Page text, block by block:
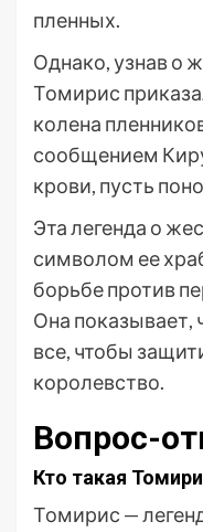
пленных.
Однако, узнав о
Томирис
колена
сообщением
крови, пусть
Эта легенда о
символом ее
борьбе против
Она показывает,
все, чтобы
королевство.
Вопрос-
Кто такая
Томирис —